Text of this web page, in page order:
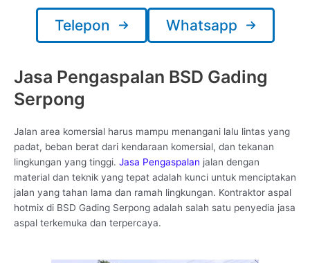
Telepon Whatsapp
Jasa Pengaspalan BSD Gading
Serpong
Jalan area komersial harus mampu menangani lalu lintas yang
padat, beban berat dari kendaraan komersial, dan tekanan
lingkungan yang tinggi. Jasa Pengaspalan jalan dengan
material dan teknik yang tepat adalah kunci untuk menciptakan
jalan yang tahan lama dan ramah lingkungan. Kontraktor aspal
hotmix di BSD Gading Serpong adalah salah satu penyedia jasa
aspal terkemuka dan terpercaya.